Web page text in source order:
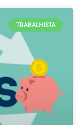
TRABALHISTA